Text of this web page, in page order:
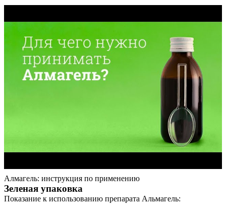
Алмагель: инструкция по применению
Зеленая упаковка
Показание к использованию препарата Альмагель: